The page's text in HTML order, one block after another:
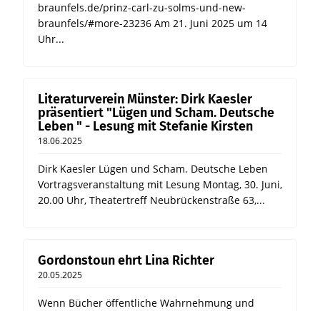
braunfels.de/prinz-carl-zu-solms-und-new-
braunfels/#more-23236 Am 21. Juni 2025 um 14
Uhr...
Literaturverein Münster: Dirk Kaesler
präsentiert "Lügen und Scham. Deutsche
Leben " - Lesung mit Stefanie Kirsten
18.06.2025
Dirk Kaesler Lügen und Scham. Deutsche Leben
Vortragsveranstaltung mit Lesung Montag, 30. Juni,
20.00 Uhr, Theatertreff Neubrückenstraße 63,...
Gordonstoun ehrt Lina Richter
20.05.2025
Wenn Bücher öffentliche Wahrnehmung und